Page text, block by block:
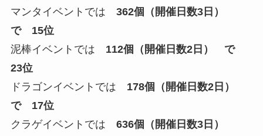
マンタイベントでは 362個（開催日数3日）
で 15位
泥棒イベントでは 112個（開催日数2日） で
23位
ドラゴンイベントでは 178個（開催日数2日）
で 17位
クラゲイベントでは 636個（開催日数3日）